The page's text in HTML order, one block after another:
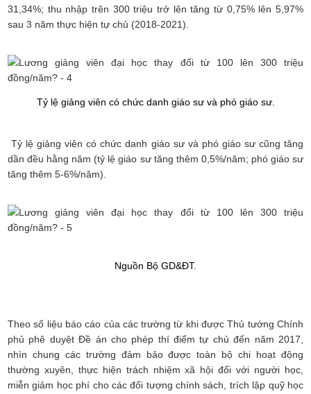
31,34%; thu nhập trên 300 triệu trở lên tăng từ 0,75% lên 5,97%
sau 3 năm thực hiện tự chủ (2018-2021).
Tỷ lệ giảng viên có chức danh giáo sư và phó giáo sư.
Tỷ lệ giảng viên có chức danh giáo sư và phó giáo sư cũng tăng
dần đều hằng năm (tỷ lệ giáo sư tăng thêm 0,5%/năm; phó giáo sư
tăng thêm 5-6%/năm).
Nguồn Bộ GD&ĐT.
Theo số liệu báo cáo của các trường từ khi được Thủ tướng Chính
phủ phê duyệt Đề án cho phép thí điểm tự chủ đến năm 2017,
nhìn chung các trường đảm bảo được toàn bộ chi hoạt động
thường xuyên, thực hiện trách nhiệm xã hội đối với người học,
miễn giảm học phí cho các đối tượng chính sách, trích lập quỹ học